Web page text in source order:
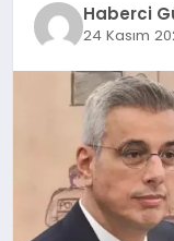
Haberci
24 Kasım